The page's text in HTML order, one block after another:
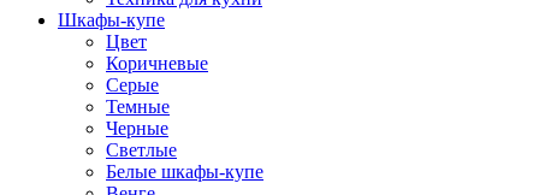
Шкафы-купе
Цвет
Коричневые
Серые
Темные
Черные
Светлые
Белые шкафы-купе